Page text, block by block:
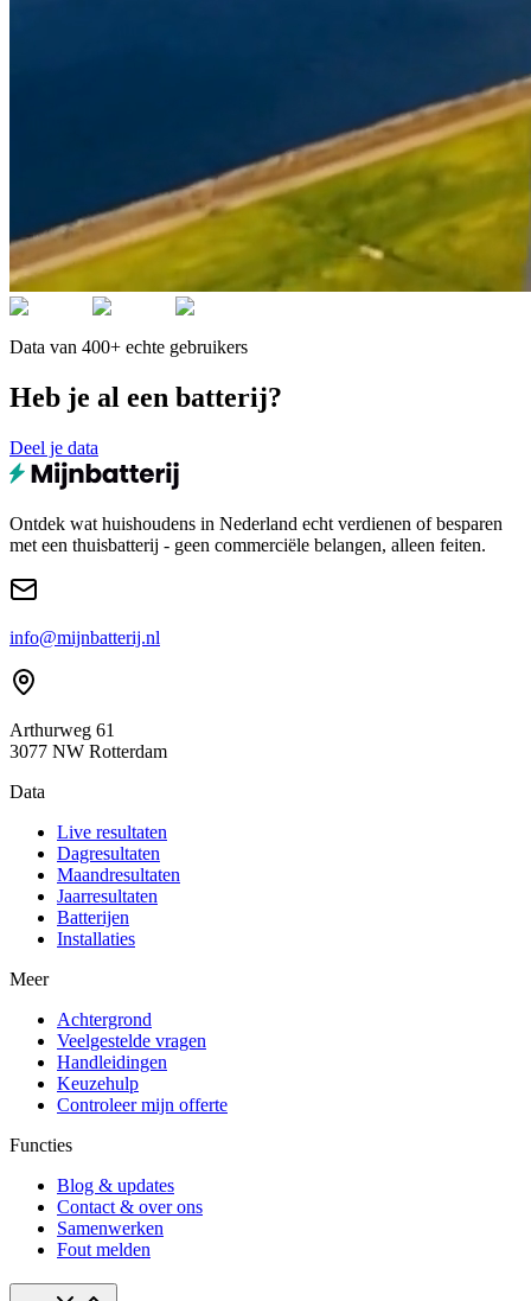
Data van 400+ echte gebruikers
Heb je al een batterij?
Deel je data
Ontdek wat huishoudens in Nederland echt verdienen of besparen
met een thuisbatterij - geen commerciële belangen, alleen feiten.
info@mijnbatterij.nl
Arthurweg 61
3077 NW Rotterdam
Data
Live resultaten
Dagresultaten
Maandresultaten
Jaarresultaten
Batterijen
Installaties
Meer
Achtergrond
Veelgestelde vragen
Handleidingen
Keuzehulp
Controleer mijn offerte
Functies
Blog & updates
Contact & over ons
Samenwerken
Fout melden